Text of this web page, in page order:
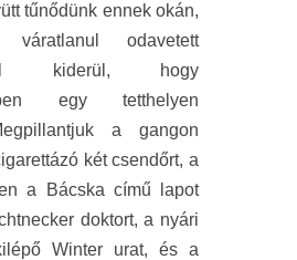
tűnődünk ennek okán,
odavetett
kiderül, hogy
egy tetthelyen
a gangon
két csendőrt, a
a Bácska című lapot
doktort, a nyári
Winter urat, és a